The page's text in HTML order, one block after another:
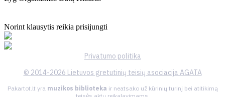
Norint klausytis reikia prisijungti
Privatumo politika
© 2014-2026 Lietuvos gretutinių teisių asociacija AGATA
Pakartot.lt yra muzikos biblioteka ir neatsako už kūrinių turinį bei atitikimą